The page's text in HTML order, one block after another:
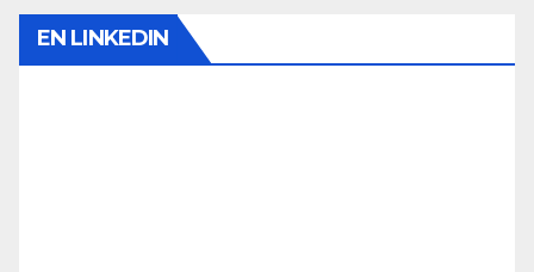
EN LINKEDIN